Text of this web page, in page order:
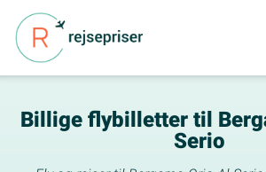
Billige flybilletter til
Serio